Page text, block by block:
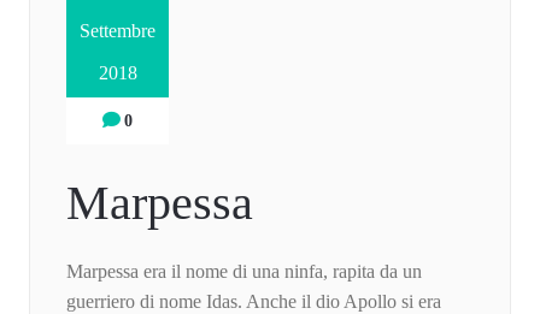
Settembre
2018
0
Marpessa
Marpessa era il nome di una ninfa, rapita da un
guerriero di nome Idas. Anche il dio Apollo si era